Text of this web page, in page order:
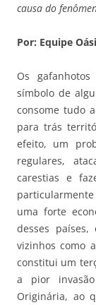
causa do
Por: Equipe
Os
símbolo de
consome tudo
para trás
efeito, um
regulares,
carestias e
particularmente
uma forte
desses
vizinhos como
constitui um
a pior
Originária, ao